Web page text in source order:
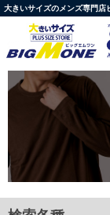
大きいサイズのメンズ専門店